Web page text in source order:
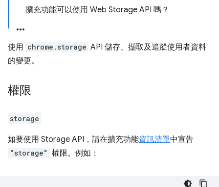
擴充功能可以使用 Web Storage API 嗎？
使用 chrome.storage API 儲存、擷取及追蹤使用者資料
的變更。
權限
storage
如要使用 Storage API，請在擴充功能資訊清單中宣告
"storage" 權限。例如：